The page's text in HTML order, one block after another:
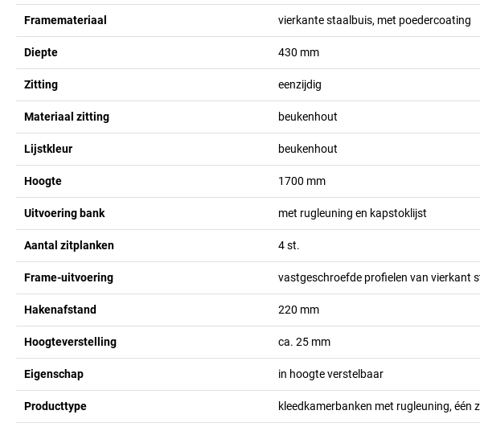
Framemateriaal vierkante staalbuis, met poedercoating
Diepte 430 mm
Zitting eenzijdig
Materiaal zitting beukenhout
Lijstkleur beukenhout
Hoogte 1700 mm
Uitvoering bank met rugleuning en kapstoklijst
Aantal zitplanken 4st.
Frame-uitvoering vastgeschroefde profielen van vierkant
Hakenafstand 220 mm
Hoogteverstelling ca. 25 mm
Eigenschap in hoogte verstelbaar
Producttype kleedkamerbanken met rugleuning, één